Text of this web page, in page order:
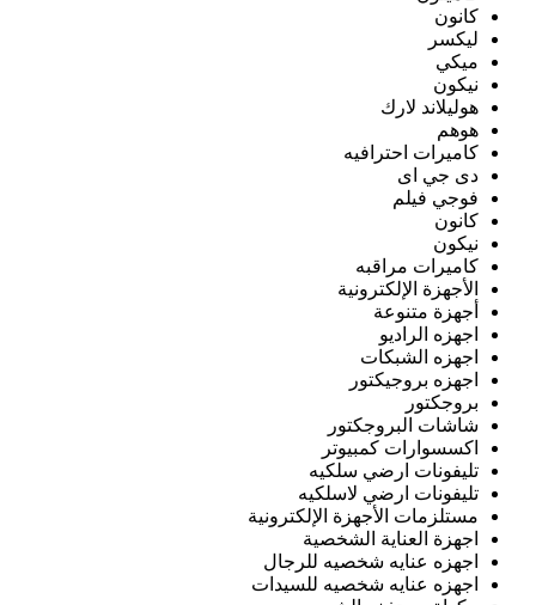
كانون
ليكسر
ميكي
نيكون
هوليلاند لارك
هوهم
كاميرات احترافيه
دى جي اى
فوجي فيلم
كانون
نيكون
كاميرات مراقبه
الأجهزة الإلكترونية
أجهزة متنوعة
اجهزه الراديو
اجهزه الشبكات
اجهزه بروجيكتور
بروجكتور
شاشات البروجكتور
اكسسوارات كمبيوتر
تليفونات ارضي سلكيه
تليفونات ارضي لاسلكيه
مستلزمات الأجهزة الإلكترونية
اجهزة العناية الشخصية
اجهزه عنايه شخصيه للرجال
اجهزه عنايه شخصيه للسيدات